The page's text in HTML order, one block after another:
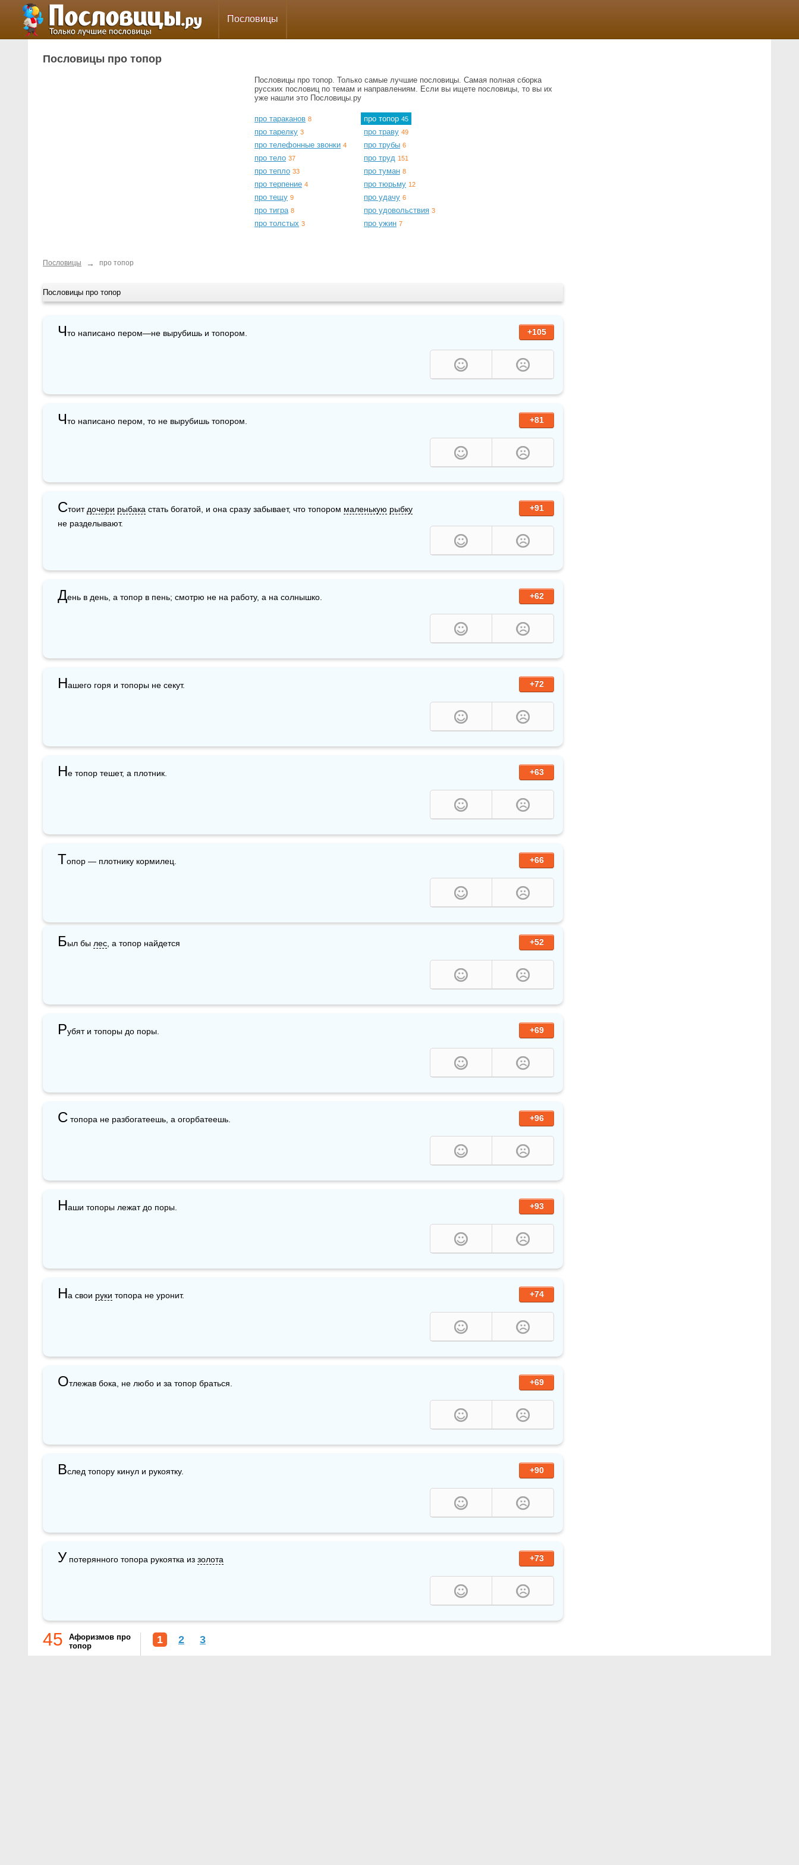
Пословицы
Пословицы про топор
Пословицы про топор. Только самые лучшие пословицы. Самая полная сборка
русских пословиц по темам и направлениям. Если вы ищете пословицы, то вы их
уже нашли это Пословицы.ру
про тараканов 8
про тарелку 3
про телефонные звонки 4
про тело 37
про тепло 33
про терпение 4
про тещу 9
про тигра 8
про толстых 3
про топор 45
про траву 49
про трубы 6
про труд 151
про туман 8
про тюрьму 12
про удачу 6
про удовольствия 3
про ужин 7
Пословицы → про топор
Пословицы про топор
+105
Что написано пером—не вырубишь и топором.
+81
Что написано пером, то не вырубишь топором.
+91
Стоит дочери рыбака стать богатой, и она сразу забывает, что топором маленькую рыбку
не разделывают.
+62
День в день, а топор в пень; смотрю не на работу, а на солнышко.
+72
Нашего горя и топоры не секут.
+63
Не топор тешет, а плотник.
+66
Топор — плотнику кормилец.
+52
Был бы лес , а топор найдется
+69
Рубят и топоры до поры.
+96
С топора не разбогатеешь, а огорбатеешь.
+93
Наши топоры лежат до поры.
+74
На свои руки топора не уронит.
+69
Отлежав бока, не любо и за топор браться.
+90
Вслед топору кинул и рукоятку.
+73
У потерянного топора рукоятка из золота
45
Афоризмов про
топор
1 2 3